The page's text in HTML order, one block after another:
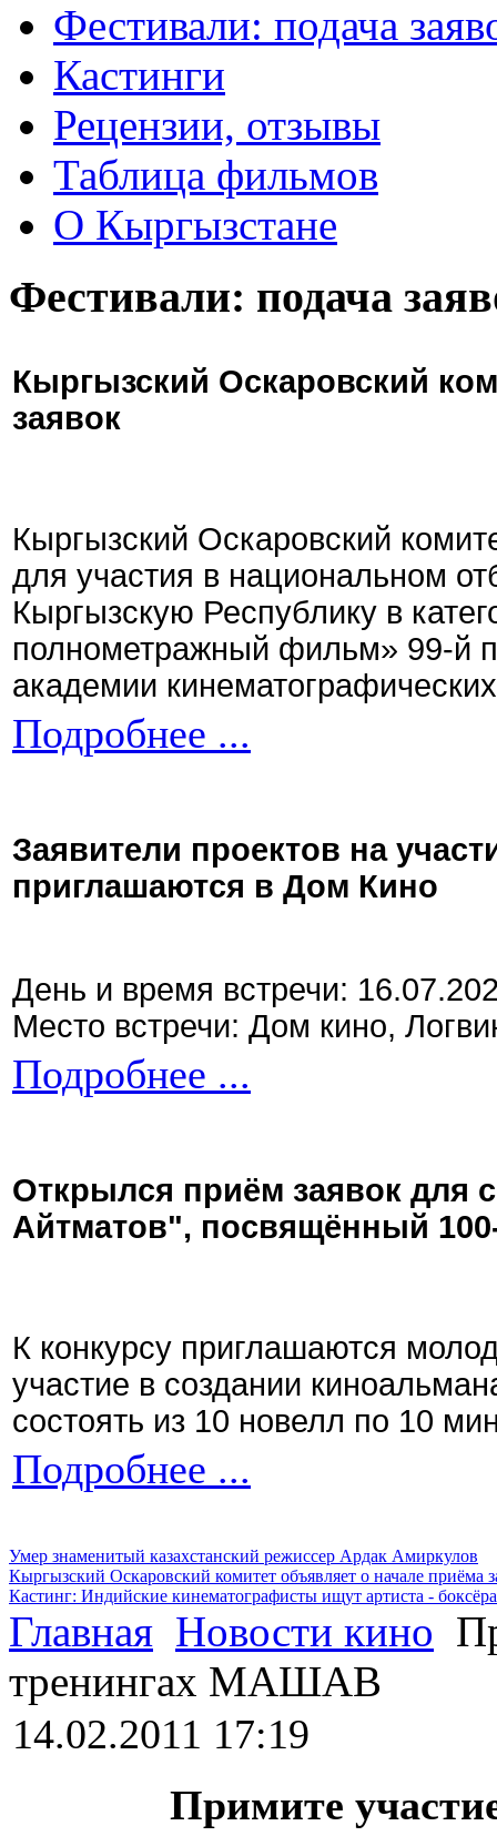
Фестивали: подача
Кастинги
Рецензии, отзывы
Таблица фильмов
О Кыргызстане
Фестивали: подача
Кыргызский Оскаровский
заявок
Кыргызский Оскаровский
для участия в национальном
Кыргызскую Республику в
полнометражный фильм» 99-й
академии
Подробнее ...
Заявители проектов на
приглашаются в Дом Кино
День и время встречи:
Место встречи: Дом кино,
Подробнее ...
Открылся приём заявок для
Айтматов", посвящённый
К конкурсу приглашаются
участие в создании
состоять из 10 новелл по 10
Подробнее ...
Умер знаменитый казахстанский режиссер Ардак Амиркулов
Кыргызский Оскаровский комитет объявляет о начале приёма
Кастинг: Индийские кинематографисты ищут артиста -
Главная Новости кино
тренингах МАШАВ
14.02.2011 17:19
Примите